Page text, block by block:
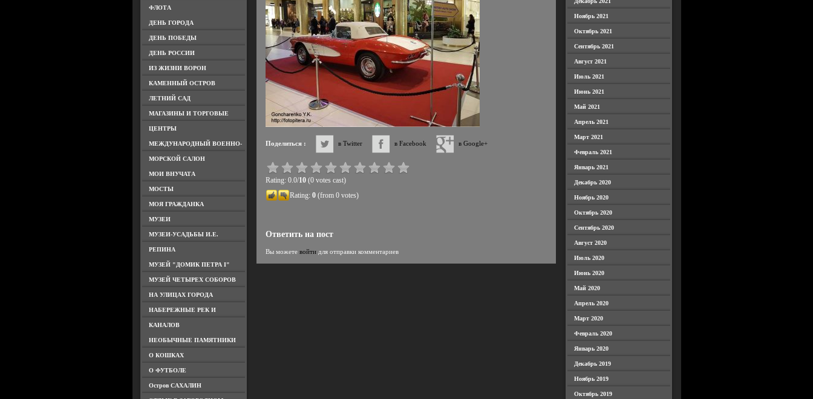
ФЛОТА
ДЕНЬ ГОРОДА
ДЕНЬ ПОБЕДЫ
ДЕНЬ РОССИИ
ИЗ ЖИЗНИ ВОРОН
КАМЕННЫЙ ОСТРОВ
ЛЕТНИЙ САД
МАГАЗИНЫ И ТОРГОВЫЕ
ЦЕНТРЫ
МЕЖДУНАРОДНЫЙ ВОЕННО-
МОРСКОЙ САЛОН
МОИ ВНУЧАТА
МОСТЫ
МОЯ ГРАЖДАНКА
МУЗЕИ
МУЗЕИ-УСАДЬБЫ И.Е.
РЕПИНА
МУЗЕЙ "ДОМИК ПЕТРА I"
МУЗЕЙ ЧЕТЫРЕХ СОБОРОВ
НА УЛИЦАХ ГОРОДА
НАБЕРЕЖНЫЕ РЕК И
КАНАЛОВ
НЕОБЫЧНЫЕ ПАМЯТНИКИ
О КОШКАХ
О ФУТБОЛЕ
Остров САХАЛИН
Поделиться : в Twitter в Facebook в Google+
Rating: 0.0/10(0 votes cast)
Rating: 0(from 0 votes)
Ответить на пост
Вы можете войтидля отправки комментариев
Ноябрь 2021
Октябрь 2021
Сентябрь 2021
Август 2021
Июль 2021
Июнь 2021
Май 2021
Апрель 2021
Март 2021
Февраль 2021
Январь 2021
Декабрь 2020
Ноябрь 2020
Октябрь 2020
Сентябрь 2020
Август 2020
Июль 2020
Июнь 2020
Май 2020
Апрель 2020
Март 2020
Февраль 2020
Январь 2020
Декабрь 2019
Ноябрь 2019
Октябрь 2019